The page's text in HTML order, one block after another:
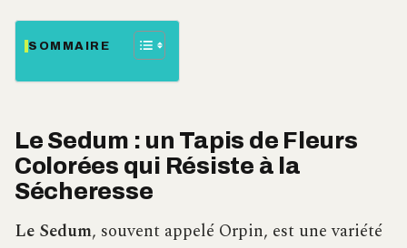
SOMMAIRE
Le Sedum : un Tapis de Fleurs
Colorées qui Résiste à la
Sécheresse
Le Sedum, souvent appelé Orpin, est une variété